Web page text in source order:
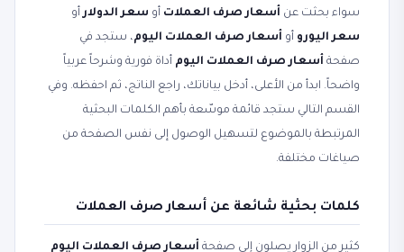
سواء بحثت عن أسعار صرف العملات أو سعر الدولارأو
سعر اليورو أو أسعار صرف العملات اليوم، ستجد في
صفحة أسعار صرف العملات اليوم أداة فورية وشرحاً عربياً
واضحاً. ابدأ من الأعلى، أدخل بياناتك، راجع الناتج، ثم احفظه. وفي
القسم التالي ستجد قائمة موسّعة بأهم الكلمات البحثية
المرتبطة بالموضوع لتسهيل الوصول إلى نفس الصفحة من
صياغات مختلفة.
كلمات بحثية شائعة عن أسعار صرف العملات
كثير من الزوار يصلون إلى صفحة أسعار صرف العملات اليوم